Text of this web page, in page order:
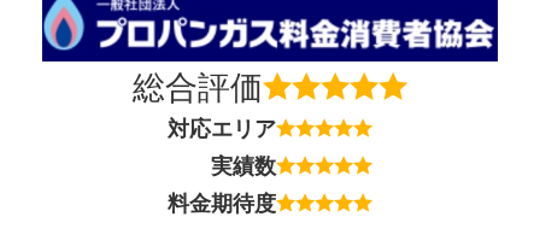
総合評価
対応エリア
実績数
料金期待度